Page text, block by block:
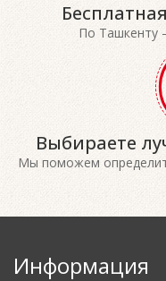
По Ташкенту
Выбираете
Мы поможем
Информация